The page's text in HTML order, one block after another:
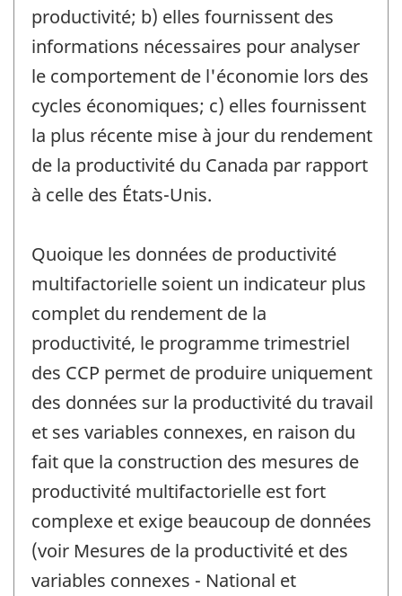
productivité; b) elles fournissent des
informations nécessaires pour analyser
le comportement de l'économie lors des
cycles économiques; c) elles fournissent
la plus récente mise à jour du rendement
de la productivité du Canada par rapport
à celle des États-Unis.
Quoique les données de productivité
multifactorielle soient un indicateur plus
complet du rendement de la
productivité, le programme trimestriel
des CCP permet de produire uniquement
des données sur la productivité du travail
et ses variables connexes, en raison du
fait que la construction des mesures de
productivité multifactorielle est fort
complexe et exige beaucoup de données
(voir Mesures de la productivité et des
variables connexes - National et